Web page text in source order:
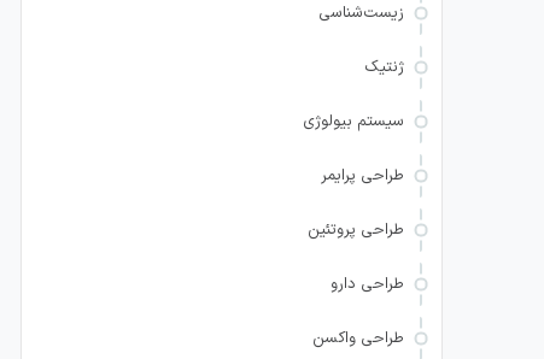
زیست‌شناسی
ژنتیک
سیستم بیولوژی
طراحی پرایمر
طراحی پروتئین
طراحی دارو
طراحی واکسن